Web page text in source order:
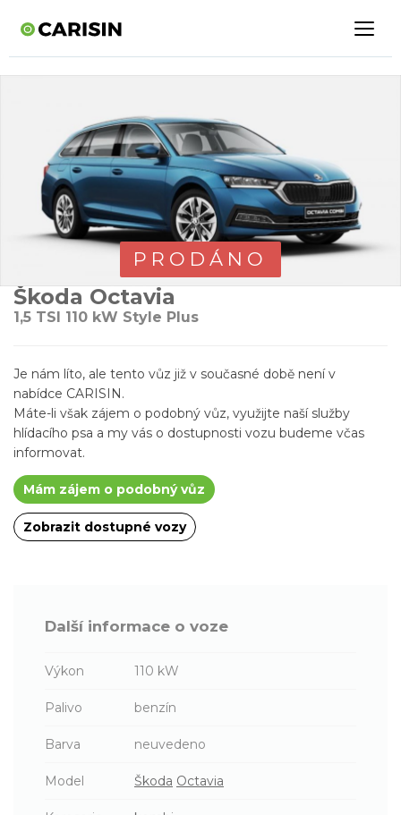
PRODÁNO
Škoda Octavia
1,5 TSI 110 kW Style Plus
Je nám líto, ale tento vůz již v současné době není v
nabídce CARISIN.
Máte-li však zájem o podobný vůz, využijte naší služby
hlídacího psa a my vás o dostupnosti vozu budeme včas
informovat.
Mám zájem o podobný vůz
Zobrazit dostupné vozy
Další informace o voze
Výkon 110 kW
Palivo benzín
Barva neuvedeno
Model Škoda Octavia